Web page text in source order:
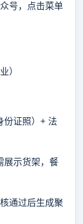
号，点击菜单
）
证照）+ 法
示货架，餐
通过后生成聚